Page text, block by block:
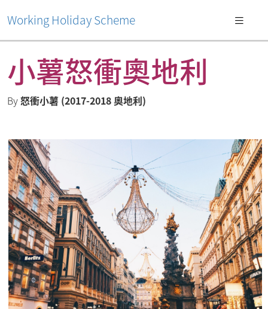
Working Holiday Scheme
小薯怒衝奧地利
By怒衝小薯 (2017-2018 奧地利)